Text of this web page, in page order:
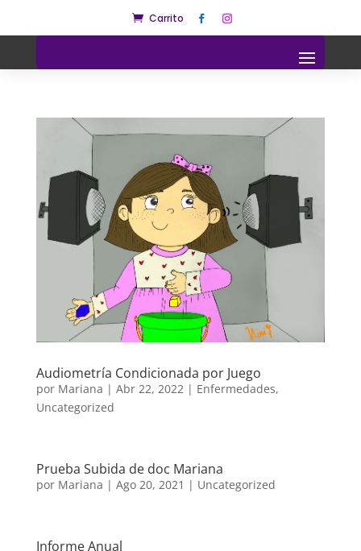
 Carrito
Audiometría Condicionada por Juego
por Mariana | Abr 22, 2022 | Enfermedades,
Uncategorized
Prueba Subida de doc Mariana
por Mariana | Ago 20, 2021 | Uncategorized
Informe Anual